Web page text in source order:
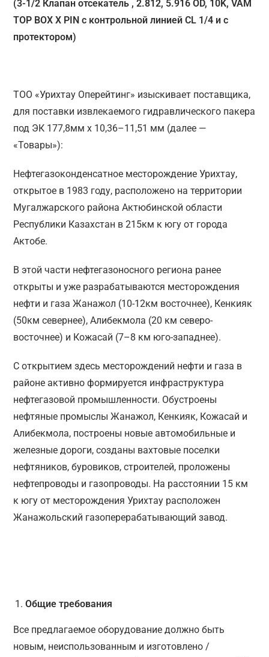
(3-1/2 Клапан отсекатель , 2.812, 5.916 OD, 10K, VAM
TOP BOX X PIN с контрольной линией CL 1/4 и с
протектором)
ТОО «Урихтау Оперейтинг» изыскивает поставщика,
для поставки извлекаемого гидравлического пакера
под ЭК 177,8мм x 10,36–11,51 мм (далее —
«Товары»):
Нефтегазоконденсатное месторождение Урихтау,
открытое в 1983 году, расположено на территории
Мугалжарского района Актюбинской области
Республики Казахстан в 215км к югу от города
Актобе.
В этой части нефтегазоносного региона ранее
открыты и уже разрабатываются месторождения
нефти и газа Жанажол (10-12км восточнее), Кенкияк
(50км севернее), Алибекмола (20 км северо-
восточнее) и Кожасай (7–8 км юго-западнее).
С открытием здесь месторождений нефти и газа в
районе активно формируется инфраструктура
нефтегазовой промышленности. Обустроены
нефтяные промыслы Жанажол, Кенкияк, Кожасай и
Алибекмола, построены новые автомобильные и
железные дороги, созданы вахтовые поселки
нефтяников, буровиков, строителей, проложены
нефтепроводы и газопроводы. На расстоянии 15 км
к югу от месторождения Урихтау расположен
Жанажольский газоперерабатывающий завод.
Общие требования
Все предлагаемое оборудование должно быть
новым, неиспользованным и изготовлено /